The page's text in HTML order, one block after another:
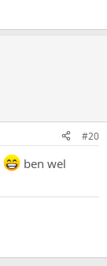
#20
ben wel